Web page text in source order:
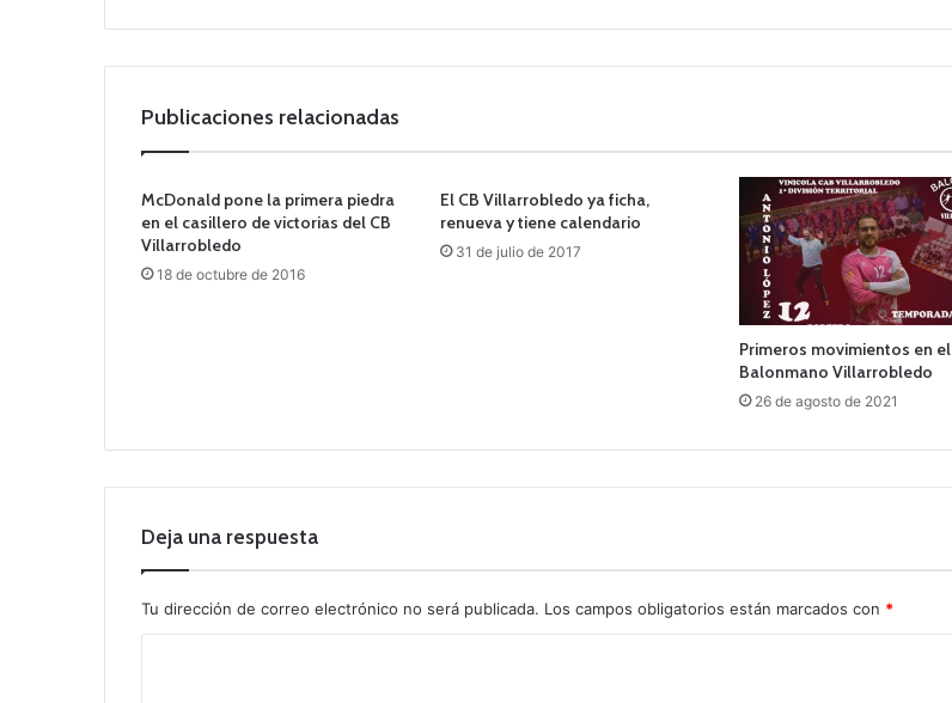
Publicaciones relacionadas
McDonald pone la primera piedra
en el casillero de victorias del CB
Villarrobledo
18 de octubre de 2016
El CB Villarrobledo ya ficha,
renueva y tiene calendario
31 de julio de 2017
Primeros movimientos en el
Balonmano Villarrobledo
26 de agosto de 2021
Deja una respuesta
Tu dirección de correo electrónico no será publicada. Los campos obligatorios están marcados con *